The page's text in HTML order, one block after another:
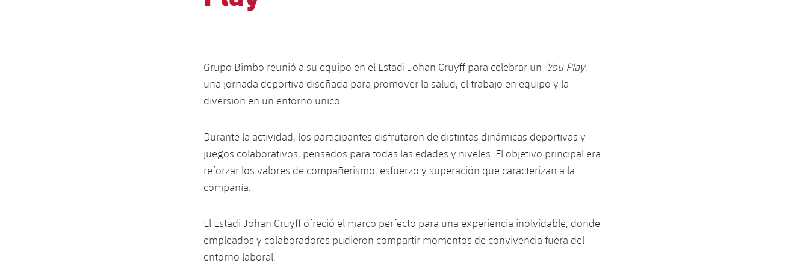
Grupo Bimbo reunió a su equipo en el Estadi Johan Cruyff para celebrar un You Play,
una jornada deportiva diseñada para promover la salud, el trabajo en equipo y la
diversión en un entorno único.
Durante la actividad, los participantes disfrutaron de distintas dinámicas deportivas y
juegos colaborativos, pensados para todas las edades y niveles. El objetivo principal era
reforzar los valores de compañerismo, esfuerzo y superación que caracterizan a la
compañía.
El Estadi Johan Cruyff ofreció el marco perfecto para una experiencia inolvidable, donde
empleados y colaboradores pudieron compartir momentos de convivencia fuera del
entorno laboral.